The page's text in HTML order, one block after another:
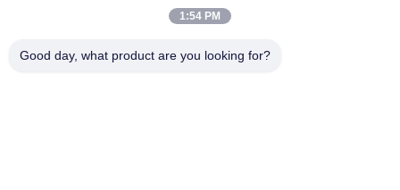
цикла ЛиФеПо4
Перезаряжаемые
Солнечная батарея
1:54 PM
Good day, what product are you looking for?